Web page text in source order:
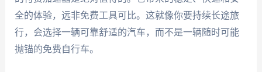
全的体验，远非免费工具可比。这就像你要持续长途旅
行，会选择一辆可靠舒适的汽车，而不是一辆随时可能
抛锚的免费自行车。